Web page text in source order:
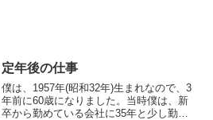
定年後の仕事
僕は、1957年(昭和32年)生まれなので、3
年前に60歳になりました。当時僕は、新
卒から勤めている会社に35年と少し勤め